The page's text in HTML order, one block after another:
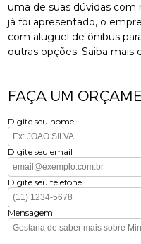
uma de suas dúvidas com
já foi apresentado, o
com aluguel de ônibus
outras opções. Saiba
FAÇA UM
Digite seu nome
Digite seu email
Digite seu telefone
Mensagem